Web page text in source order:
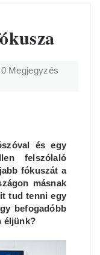
0 Megjegyzés
és egy
felszólaló
fókuszát a
másnak
tud tenni egy
befogadóbb
éljünk?